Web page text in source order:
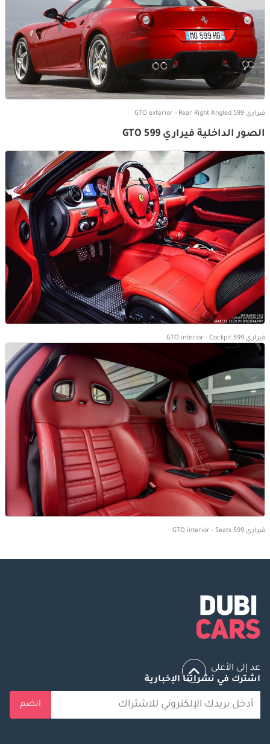
فيراري 599 GTO exterior - Rear Right Angled
الصور الداخلية فيراري 599 GTO
فيراري 599 GTO interior - Cockpit
فيراري 599 GTO interior - Seats
عد إلى الأعلى
اشترك في نشراتنا الإخبارية
انضم